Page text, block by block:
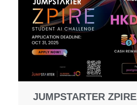
JUMPSTARTER ZPIRE